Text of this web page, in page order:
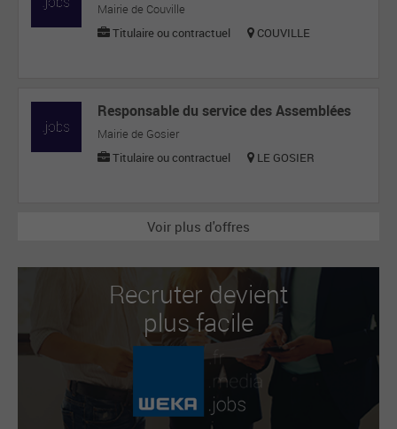
Mairie de Couville
Titulaire ou contractuel
COUVILLE
Responsable du service des Assemblées
Mairie de Gosier
Titulaire ou contractuel
LE GOSIER
Voir plus d'offres
Recruter devient
plus facile